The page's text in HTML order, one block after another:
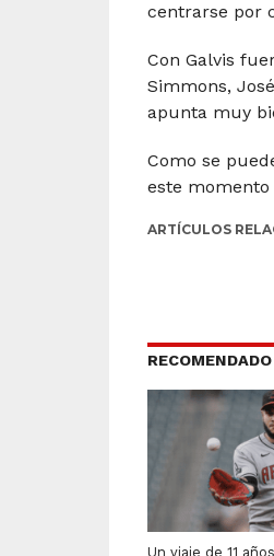
centrarse por
Con Galvis
Simmons,
apunta muy
Como se
este
ARTÍCULOS
Un viaje de 11